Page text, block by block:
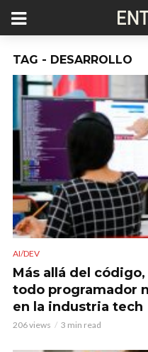
TAG - DESARROLLO
AI/DEV
Más allá del
todo programador
en la industria tech
206 views 3 min read